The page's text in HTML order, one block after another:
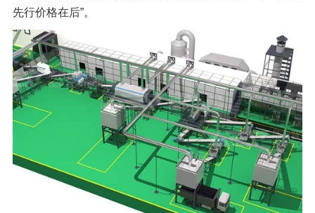
脉冲除尘器
先行价格在后”。